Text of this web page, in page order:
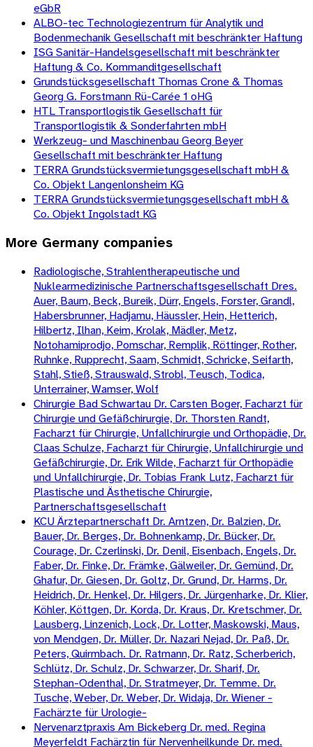
eGbR
ALBO-tec Technologiezentrum für Analytik und
Bodenmechanik Gesellschaft mit beschränkter Haftung
ISG Sanitär-Handelsgesellschaft mit beschränkter
Haftung & Co. Kommanditgesellschaft
Grundstücksgesellschaft Thomas Crone & Thomas
Georg G. Forstmann Rü-Carée 1 oHG
HTL Transportlogistik Gesellschaft für
Transportlogistik & Sonderfahrten mbH
Werkzeug- und Maschinenbau Georg Beyer
Gesellschaft mit beschränkter Haftung
TERRA Grundstücksvermietungsgesellschaft mbH &
Co. Objekt Langenlonsheim KG
TERRA Grundstücksvermietungsgesellschaft mbH &
Co. Objekt Ingolstadt KG
More Germany companies
Radiologische, Strahlentherapeutische und
Nuklearmedizinische Partnerschaftsgesellschaft Dres.
Auer, Baum, Beck, Bureik, Dürr, Engels, Forster, Grandl,
Habersbrunner, Hadjamu, Häussler, Hein, Hetterich,
Hilbertz, Ilhan, Keim, Krolak, Mädler, Metz,
Notohamiprodjo, Pomschar, Remplik, Röttinger, Rother,
Ruhnke, Rupprecht, Saam, Schmidt, Schricke, Seifarth,
Stahl, Stieß, Strauswald, Strobl, Teusch, Todica,
Unterrainer, Wamser, Wolf
Chirurgie Bad Schwartau Dr. Carsten Boger, Facharzt für
Chirurgie und Gefäßchirurgie, Dr. Thorsten Randt,
Facharzt für Chirurgie, Unfallchirurgie und Orthopädie, Dr.
Claas Schulze, Facharzt für Chirurgie, Unfallchirurgie und
Gefäßchirurgie, Dr. Erik Wilde, Facharzt für Orthopädie
und Unfallchirurgie, Dr. Tobias Frank Lutz, Facharzt für
Plastische und Ästhetische Chirurgie,
Partnerschaftsgesellschaft
KCU Ärztepartnerschaft Dr. Arntzen, Dr. Balzien, Dr.
Bauer, Dr. Berges, Dr. Bohnenkamp, Dr. Bücker, Dr.
Courage, Dr. Czerlinski, Dr. Denil, Eisenbach, Engels, Dr.
Faber, Dr. Finke, Dr. Främke, Gälweiler, Dr. Gemünd, Dr.
Ghafur, Dr. Giesen, Dr. Goltz, Dr. Grund, Dr. Harms, Dr.
Heidrich, Dr. Henkel, Dr. Hilgers, Dr. Jürgenharke, Dr. Klier,
Köhler, Köttgen, Dr. Korda, Dr. Kraus, Dr. Kretschmer, Dr.
Lausberg, Linzenich, Lock, Dr. Lotter, Maskowski, Maus,
von Mendgen, Dr. Müller, Dr. Nazari Nejad, Dr. Paß, Dr.
Peters, Quirmbach. Dr. Ratmann, Dr. Ratz, Scherberich,
Schlütz, Dr. Schulz, Dr. Schwarzer, Dr. Sharif, Dr.
Stephan-Odenthal, Dr. Stratmeyer, Dr. Temme. Dr.
Tusche, Weber, Dr. Weber, Dr. Widaja, Dr. Wiener -
Fachärzte für Urologie-
Nervenarztpraxis Am Bickeberg Dr. med. Regina
Meyerfeldt Fachärztin für Nervenheilkunde Dr. med.